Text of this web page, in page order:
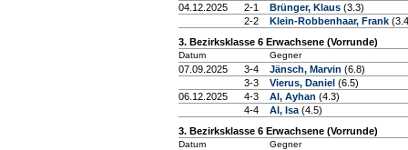
04.12.2025
2-1 Brünger, Klaus (3.3)
2-2
Klein-Robbenhaar, Frank
3. Bezirksklasse 6 Erwachsene (Vorrunde)
Datum Gegner
07.09.2025 3-4 Jänsch, Marvin (6.8)
3-3
Vierus, Daniel (6.5)
06.12.2025
4-3 Al, Ayhan (4.3)
4-4
Al, Isa (4.5)
3. Bezirksklasse 6 Erwachsene (Vorrunde)
Datum Gegner